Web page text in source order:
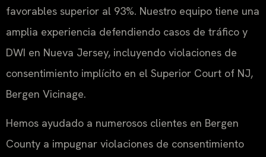
favorables superior al 93%. Nuestro equipo tiene una
amplia experiencia defendiendo casos de tráfico y
DWI en Nueva Jersey, incluyendo violaciones de
consentimiento implícito en el Superior Court of NJ,
Bergen Vicinage.
Hemos ayudado a numerosos clientes en Bergen
County a impugnar violaciones de consentimiento